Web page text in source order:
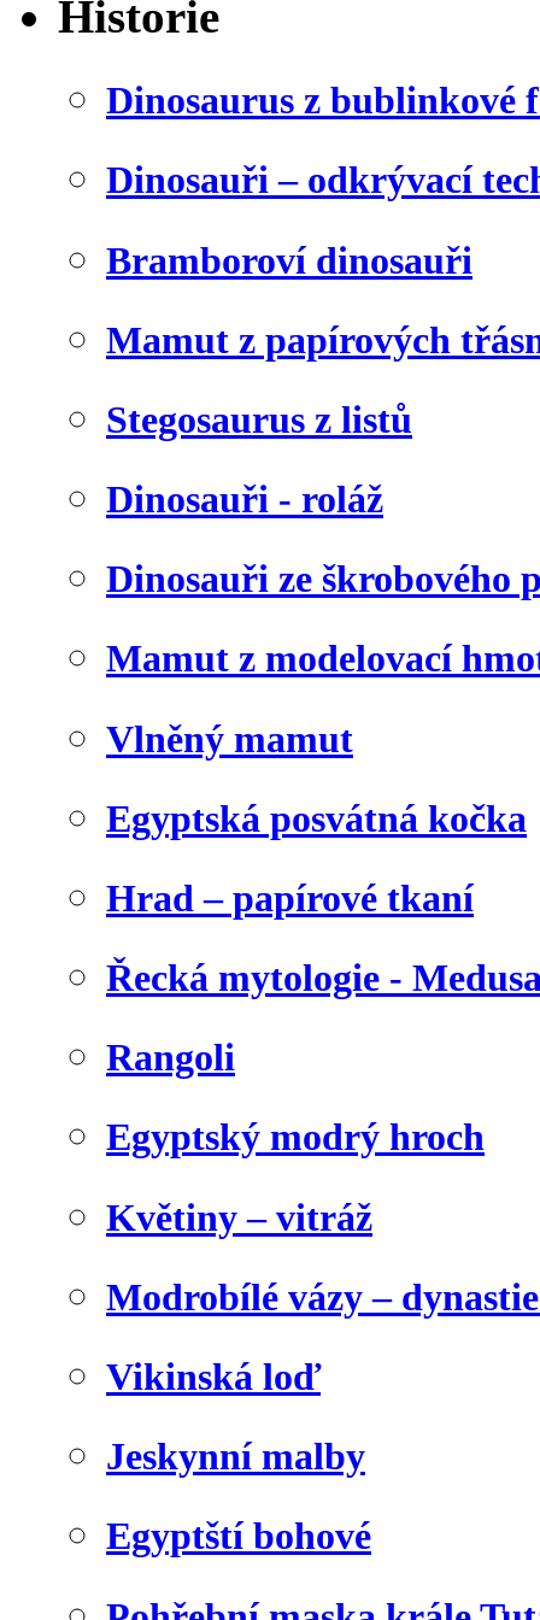
Historie
Dinosaurus z bublinkové
Dinosauři – odkrývací
Bramboroví dinosauři
Mamut z papírových
Stegosaurus z listů
Dinosauři - roláž
Dinosauři ze škrobového
Mamut z modelovací
Vlněný mamut
Egyptská posvátná kočka
Hrad – papírové tkaní
Řecká mytologie -
Rangoli
Egyptský modrý hroch
Květiny – vitráž
Modrobílé vázy –
Vikinská loď
Jeskynní malby
Egyptští bohové